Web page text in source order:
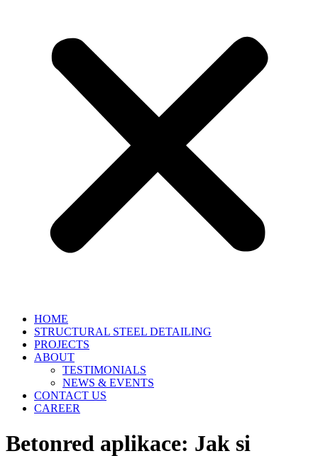
HOME
STRUCTURAL STEEL DETAILING
PROJECTS
ABOUT
TESTIMONIALS
NEWS & EVENTS
CONTACT US
CAREER
Betonred aplikace: Jak si